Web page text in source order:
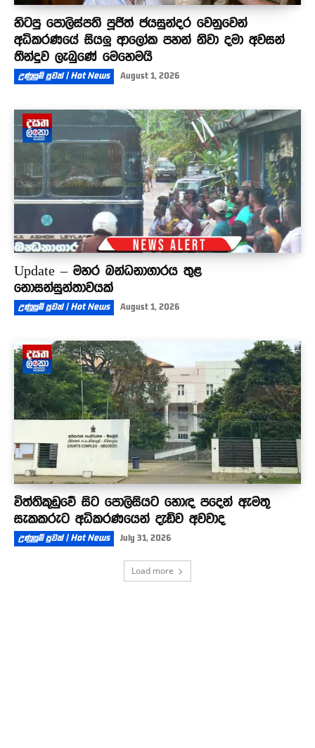
හිටපු පොලිස්පති පූජිත් ජයසුන්දර වෙනුවෙන්
අධිකරණයේ සියලු ආලෝක පහන් නිවා දමා අවසන්
තීන්දුව ලැබුණේ මෙහෙමයි
උණුසුම් පුවත් | Hot News August 1, 2026
Update – මහර බන්ධනාගාරය තුළ
නොසන්සුන්තාවයක්
උණුසුම් පුවත් | Hot News August 1, 2026
විත්තිකූඩුවේ සිට පොලිසියට හොඳ පදෙන් ඇමතූ
සැකකරුට අධිකරණයෙන් දැඩිව අවවාද
උණුසුම් පුවත් | Hot News July 31, 2026
Load more